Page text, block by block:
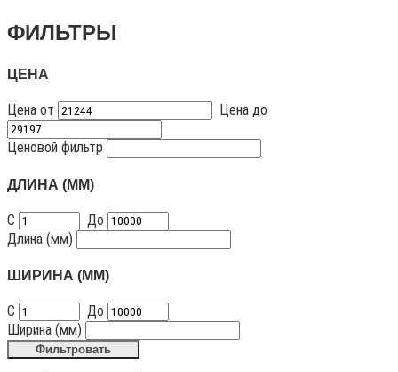
ФИЛЬТРЫ
ЦЕНА
Цена от Цена до
Ценовой фильтр
ДЛИНА (ММ)
С
До
Длина (мм)
ШИРИНА (ММ)
С
До
Ширина (мм)
Фильтровать